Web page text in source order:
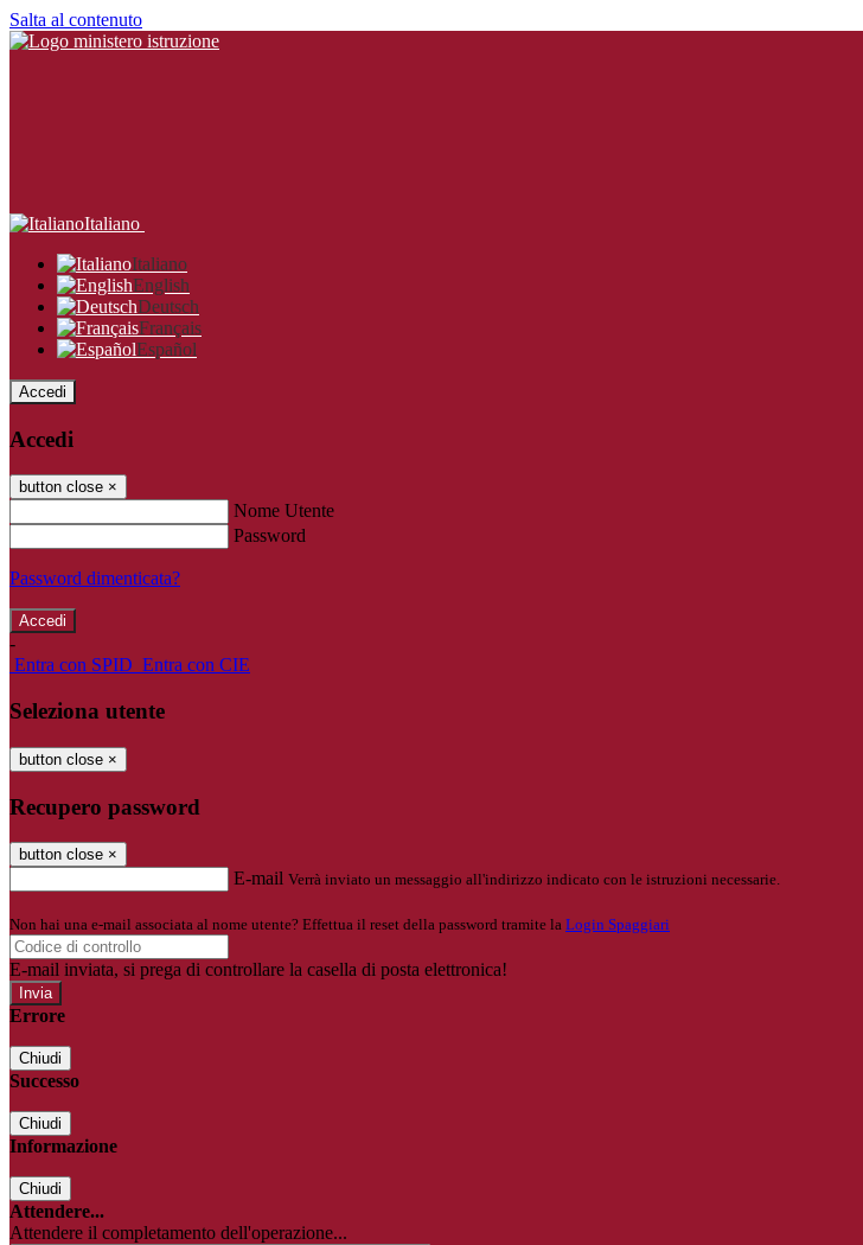
Salta al contenuto
Italiano
Italiano
English
Deutsch
Français
Español
Accedi
Accedi
button close ×
Nome Utente
Password
Password dimenticata?
-
Entra con SPID Entra con CIE
Seleziona utente
button close ×
Recupero password
button close ×
E-mail Verrà inviato un messaggio all'indirizzo indicato con le istruzioni necessarie.
Non hai una e-mail associata al nome utente? Effettua il reset della password tramite la Login Spaggiari
E-mail inviata, si prega di controllare la casella di posta elettronica!
Errore
Chiudi
Successo
Chiudi
Informazione
Chiudi
Attendere...
Attendere il completamento dell'operazione...